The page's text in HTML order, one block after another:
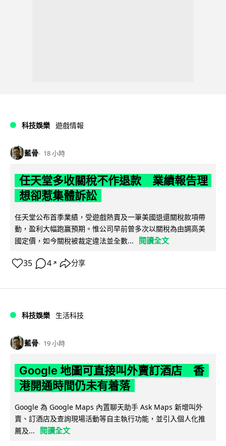
科技娛樂 遊戲情報
藍骨 18 小時
任天堂多收關稅不作退款 業績報告理
想卻惹集體訴訟
任天堂公布首季業績，受遊戲熱賣及一筆美國退還關稅款項帶
動，盈利大幅跑贏預期。惟公司早前曾多次以關稅為由調高美
國定價，如今關稅被裁定違法並全數...
閱讀全文
35 4 ↗ 分享
科技娛樂 生活科技
藍骨 19 小時
Google 地圖可直接叫外賣訂酒店 香
港開通時間仍未有着落
Google 為 Google Maps 內置聊天助手 Ask Maps 新增叫外
賣、訂酒店及查詢現場活動等自主執行功能，並引入個人化推
薦及...
閱讀全文